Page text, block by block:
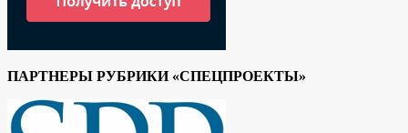
ПАРТНЕРЫ РУБРИКИ «СПЕЦПРОЕКТЫ»